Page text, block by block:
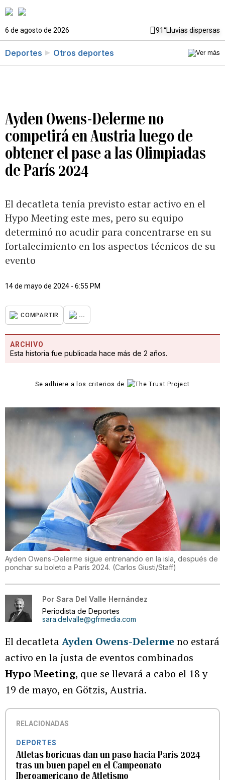
6 de agosto de 2026 91°Lluvias dispersas
Deportes Otros deportes
Ayden Owens-Delerme no
competirá en Austria luego de
obtener el pase a las Olimpiadas
de París 2024
El decatleta tenía previsto estar activo en el
Hypo Meeting este mes, pero su equipo
determinó no acudir para concentrarse en su
fortalecimiento en los aspectos técnicos de su
evento
14 de mayo de 2024 - 6:55 PM
COMPARTIR ...
ARCHIVO
Esta historia fue publicada hace más de 2 años.
Se adhiere a los criterios de
Ayden Owens-Delerme sigue entrenando en la isla, después de
ponchar su boleto a París 2024. (Carlos Giusti/Staff)
Por Sara Del Valle Hernández
Periodista de Deportes
sara.delvalle@gfrmedia.com
El decatletaAyden Owens-Delermeno estará
activo en la justa de eventos combinados
Hypo Meeting, que se llevará a cabo el 18 y
19 de mayo, en Götzis, Austria.
RELACIONADAS
DEPORTES
Atletas boricuas dan un paso hacia París 2024
tras un buen papel en el Campeonato
Iberoamericano de Atletismo